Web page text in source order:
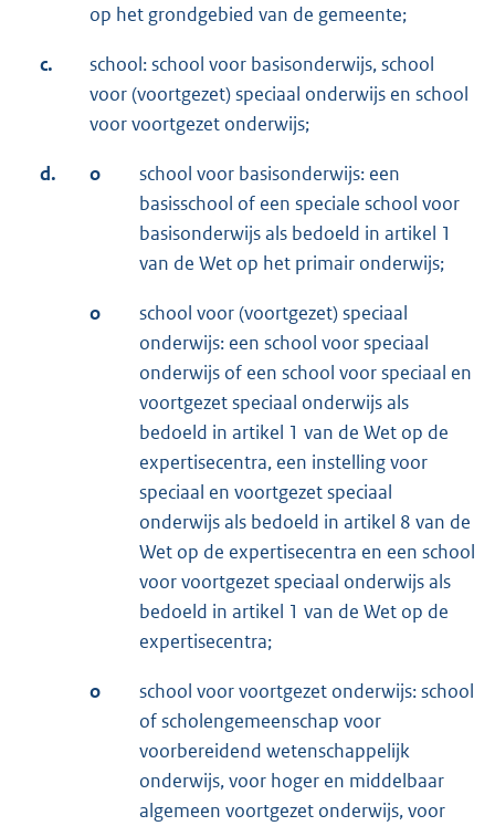
op het grondgebied van de gemeente;
c.
school: school voor basisonderwijs, school
voor (voortgezet) speciaal onderwijs en school
voor voortgezet onderwijs;
d. o
school voor basisonderwijs: een
basisschool of een speciale school voor
basisonderwijs als bedoeld in artikel 1
van de Wet op het primair onderwijs;
o
school voor (voortgezet) speciaal
onderwijs: een school voor speciaal
onderwijs of een school voor speciaal en
voortgezet speciaal onderwijs als
bedoeld in artikel 1 van de Wet op de
expertisecentra, een instelling voor
speciaal en voortgezet speciaal
onderwijs als bedoeld in artikel 8 van de
Wet op de expertisecentra en een school
voor voortgezet speciaal onderwijs als
bedoeld in artikel 1 van de Wet op de
expertisecentra;
o
school voor voortgezet onderwijs: school
of scholengemeenschap voor
voorbereidend wetenschappelijk
onderwijs, voor hoger en middelbaar
algemeen voortgezet onderwijs, voor